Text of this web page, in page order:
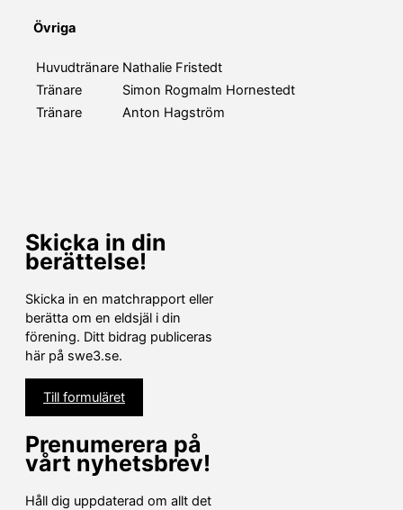
Övriga
Huvudtränare Nathalie Fristedt
Tränare
Simon Rogmalm Hornestedt
Tränare
Anton Hagström
Skicka in din
berättelse!
Skicka in en matchrapport eller
berätta om en eldsjäl i din
förening. Ditt bidrag publiceras
här på swe3.se.
Till formuläret
Prenumerera på
vårt nyhetsbrev!
Håll dig uppdaterad om allt det